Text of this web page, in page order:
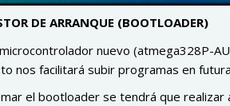
DE ARRANQUE (BOOTLOADER)
nuevo (atmega328P-
nos facilitará subir programas en
el bootloader se tendrá que